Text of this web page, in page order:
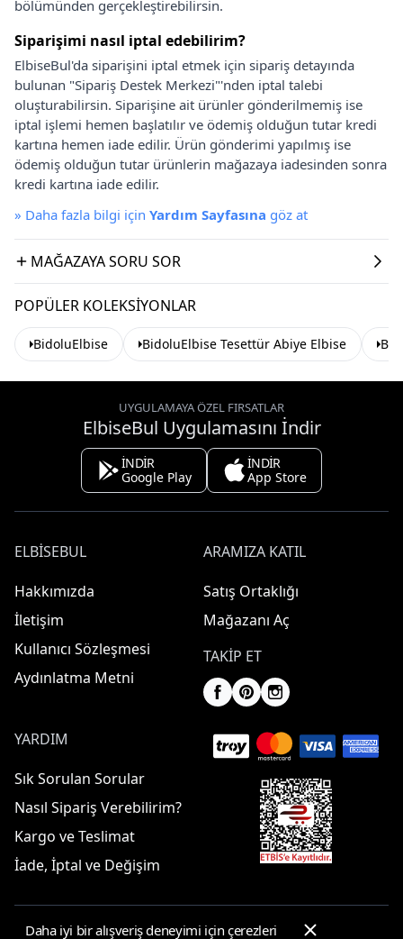
bölümünden gerçekleştirebilirsin.
Siparişimi nasıl iptal edebilirim?
ElbiseBul'da siparişini iptal etmek için sipariş detayında
bulunan "Sipariş Destek Merkezi"'nden iptal talebi
oluşturabilirsin. Siparişine ait ürünler gönderilmemiş ise
iptal işlemi hemen başlatılır ve ödemiş olduğun tutar kredi
kartına hemen iade edilir. Ürün gönderimi yapılmış ise
ödemiş olduğun tutar ürünlerin mağazaya iadesinden sonra
kredi kartına iade edilir.
» Daha fazla bilgi için Yardım Sayfasına göz at
MAĞAZAYA SORU SOR
POPÜLER KOLEKSIYONLAR
BidoluElbise BidoluElbise Tesettür Abiye Elbise
UYGULAMAYA ÖZEL FIRSATLAR
ElbiseBul Uygulamasını İndir
İNDİR
Google Play
İNDİR
App Store
ELBISEBUL
Hakkımızda
İletişim
Kullanıcı Sözleşmesi
Aydınlatma Metni
ARAMIZA KATIL
Satış Ortaklığı
Mağazanı Aç
TAKIP ET
YARDIM
Sık Sorulan Sorular
Nasıl Sipariş Verebilirim?
Kargo ve Teslimat
İade, İptal ve Değişim
Daha iyi bir alışveriş deneyimi için çerezleri